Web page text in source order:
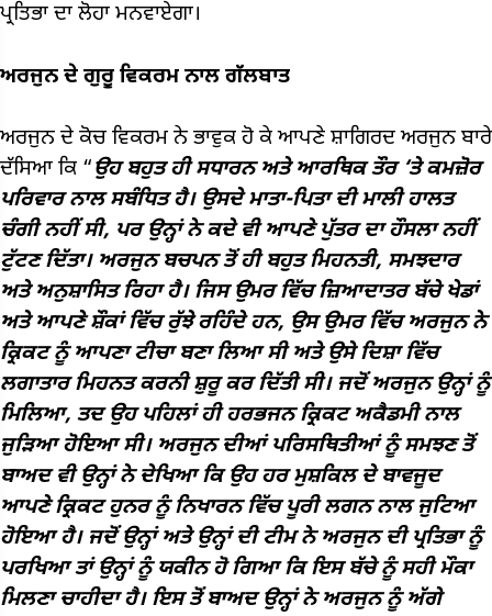
ਪ੍ਰਤਿਭਾ ਦਾ ਲੋਹਾ ਮਨਵਾਏਗਾ।
ਅਰਜੁਨ ਦੇ ਗੁਰੂ ਵਿਕਰਮ ਨਾਲ ਗੱਲਬਾਤ
ਅਰਜੁਨ ਦੇ ਕੋਚ ਵਿਕਰਮ ਨੇ ਭਾਵੁਕ ਹੋ ਕੇ ਆਪਣੇ ਸ਼ਾਗਿਰਦ ਅਰਜੁਨ ਬਾਰੇ
ਦੱਸਿਆ ਕਿ “ਉਹ ਬਹੁਤ ਹੀ ਸਧਾਰਨ ਅਤੇ ਆਰਥਿਕ ਤੌਰ ‘ਤੇ ਕਮਜ਼ੋਰ
ਪਰਿਵਾਰ ਨਾਲ ਸਬੰਧਿਤ ਹੈ। ਉਸਦੇ ਮਾਤਾ-ਪਿਤਾ ਦੀ ਮਾਲੀ ਹਾਲਤ
ਚੰਗੀ ਨਹੀਂ ਸੀ, ਪਰ ਉਨ੍ਹਾਂ ਨੇ ਕਦੇ ਵੀ ਆਪਣੇ ਪੁੱਤਰ ਦਾ ਹੌਸਲਾ ਨਹੀਂ
ਟੁੱਟਣ ਦਿੱਤਾ। ਅਰਜੁਨ ਬਚਪਨ ਤੋਂ ਹੀ ਬਹੁਤ ਮਿਹਨਤੀ, ਸਮਝਦਾਰ
ਅਤੇ ਅਨੁਸ਼ਾਸਿਤ ਰਿਹਾ ਹੈ। ਜਿਸ ਉਮਰ ਵਿੱਚ ਜ਼ਿਆਦਾਤਰ ਬੱਚੇ ਖੇਡਾਂ
ਅਤੇ ਆਪਣੇ ਸ਼ੌਕਾਂ ਵਿੱਚ ਰੁੱਝੇ ਰਹਿੰਦੇ ਹਨ, ਉਸ ਉਮਰ ਵਿੱਚ ਅਰਜੁਨ ਨੇ
ਕ੍ਰਿਕਟ ਨੂੰ ਆਪਣਾ ਟੀਚਾ ਬਣਾ ਲਿਆ ਸੀ ਅਤੇ ਉਸੇ ਦਿਸ਼ਾ ਵਿੱਚ
ਲਗਾਤਾਰ ਮਿਹਨਤ ਕਰਨੀ ਸ਼ੁਰੂ ਕਰ ਦਿੱਤੀ ਸੀ। ਜਦੋਂ ਅਰਜੁਨ ਉਨ੍ਹਾਂ ਨੂੰ
ਮਿਲਿਆ, ਤਦ ਉਹ ਪਹਿਲਾਂ ਹੀ ਹਰਭਜਨ ਕ੍ਰਿਕਟ ਅਕੈਡਮੀ ਨਾਲ
ਜੁੜਿਆ ਹੋਇਆ ਸੀ। ਅਰਜੁਨ ਦੀਆਂ ਪਰਿਸਥਿਤੀਆਂ ਨੂੰ ਸਮਝਣ ਤੋਂ
ਬਾਅਦ ਵੀ ਉਨ੍ਹਾਂ ਨੇ ਦੇਖਿਆ ਕਿ ਉਹ ਹਰ ਮੁਸ਼ਕਿਲ ਦੇ ਬਾਵਜੂਦ
ਆਪਣੇ ਕ੍ਰਿਕਟ ਹੁਨਰ ਨੂੰ ਨਿਖਾਰਨ ਵਿੱਚ ਪੂਰੀ ਲਗਨ ਨਾਲ ਜੁਟਿਆ
ਹੋਇਆ ਹੈ। ਜਦੋਂ ਉਨ੍ਹਾਂ ਅਤੇ ਉਨ੍ਹਾਂ ਦੀ ਟੀਮ ਨੇ ਅਰਜੁਨ ਦੀ ਪ੍ਰਤਿਭਾ ਨੂੰ
ਪਰਖਿਆ ਤਾਂ ਉਨ੍ਹਾਂ ਨੂੰ ਯਕੀਨ ਹੋ ਗਿਆ ਕਿ ਇਸ ਬੱਚੇ ਨੂੰ ਸਹੀ ਮੌਕਾ
ਮਿਲਣਾ ਚਾਹੀਦਾ ਹੈ। ਇਸ ਤੋਂ ਬਾਅਦ ਉਨ੍ਹਾਂ ਨੇ ਅਰਜੁਨ ਨੂੰ ਅੱਗੇ